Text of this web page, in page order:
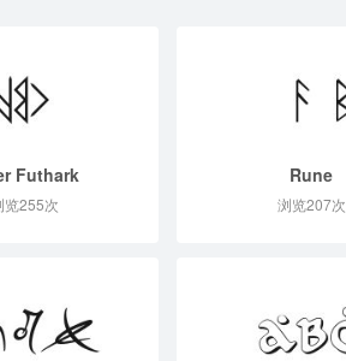
Futhark
览255次
Rune
浏览207次